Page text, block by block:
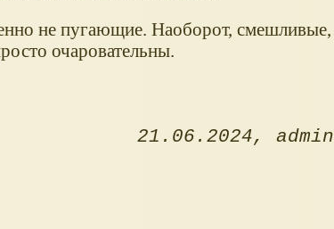
не пугающие. Наоборот, смешливые,
очаровательны.
21.06.2024 admin